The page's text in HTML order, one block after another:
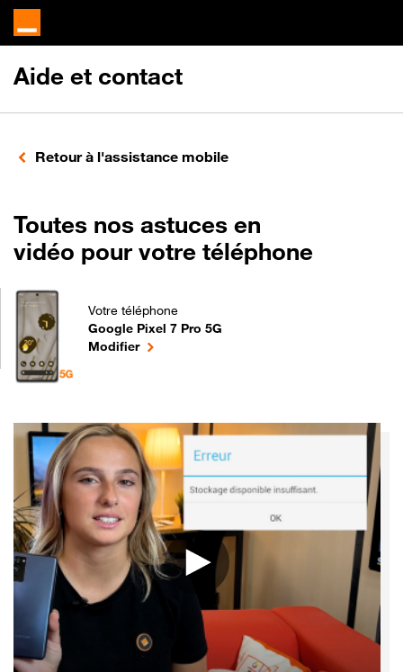
Aide et contact
Retour à l'assistance mobile
Toutes nos astuces en
vidéo pour votre téléphone
Votre téléphone
Google Pixel 7 Pro 5G
Toutes nos astuces en vidéo pour votre téléphone
Modifierle téléphone sélectionné